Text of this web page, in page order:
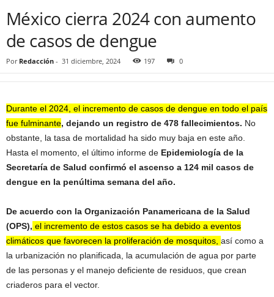
México cierra 2024 con aumento
de casos de dengue
Por Redacción - 31 diciembre, 2024 197 0
Durante el 2024, el incremento de casos de dengue en todo el país
fue fulminante, dejando un registro de 478 fallecimientos. No
obstante, la tasa de mortalidad ha sido muy baja en este año.
Hasta el momento, el último informe de Epidemiología de la
Secretaría de Salud confirmó el ascenso a 124 mil casos de
dengue en la penúltima semana del año.
De acuerdo con la Organización Panamericana de la Salud
(OPS), el incremento de estos casos se ha debido a eventos
climáticos que favorecen la proliferación de mosquitos, así como a
la urbanización no planificada, la acumulación de agua por parte
de las personas y el manejo deficiente de residuos, que crean
criaderos para el vector.